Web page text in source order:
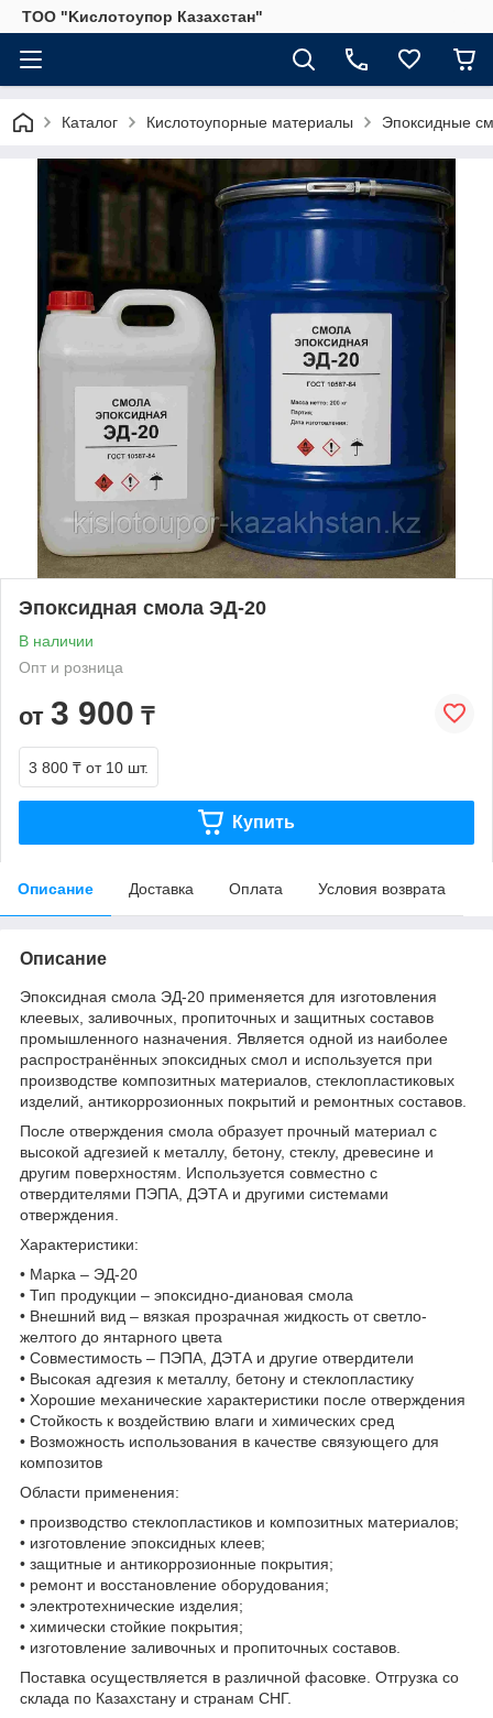
ТОО "Kислoтoупoр Казахстaн"
Каталог Кислотоупорные материалы Эпоксидные
Эпоксидная смола ЭД-20
В наличии
Опт и розница
от 3 900 ₸
3 800 ₸ от 10 шт.
Купить
Описание Доставка Оплата Условия возврата
Описание
Эпоксидная смола ЭД-20 применяется для изготовления
клеевых, заливочных, пропиточных и защитных составов
промышленного назначения. Является одной из наиболее
распространённых эпоксидных смол и используется при
производстве композитных материалов, стеклопластиковых
изделий, антикоррозионных покрытий и ремонтных составов.
После отверждения смола образует прочный материал с
высокой адгезией к металлу, бетону, стеклу, древесине и
другим поверхностям. Используется совместно с
отвердителями ПЭПА, ДЭТА и другими системами
отверждения.
Характеристики:
• Марка – ЭД-20
• Тип продукции – эпоксидно-диановая смола
• Внешний вид – вязкая прозрачная жидкость от светло-
желтого до янтарного цвета
• Совместимость – ПЭПА, ДЭТА и другие отвердители
• Высокая адгезия к металлу, бетону и стеклопластику
• Хорошие механические характеристики после отверждения
• Стойкость к воздействию влаги и химических сред
• Возможность использования в качестве связующего для
композитов
Области применения:
• производство стеклопластиков и композитных материалов;
• изготовление эпоксидных клеев;
• защитные и антикоррозионные покрытия;
• ремонт и восстановление оборудования;
• электротехнические изделия;
• химически стойкие покрытия;
• изготовление заливочных и пропиточных составов.
Поставка осуществляется в различной фасовке. Отгрузка со
склада по Казахстану и странам СНГ.